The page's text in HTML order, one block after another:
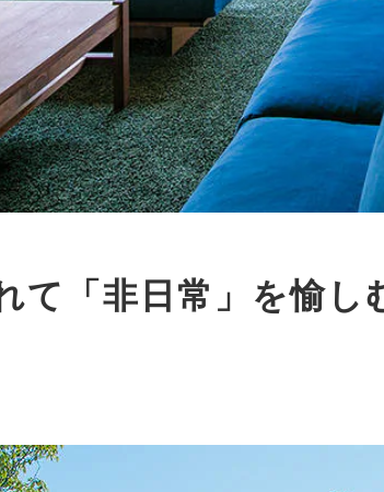
て「非日常」を愉